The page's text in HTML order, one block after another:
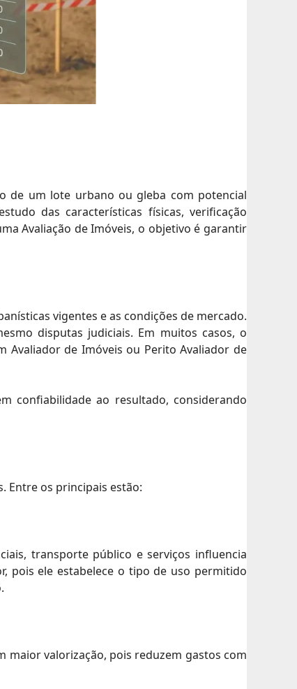
de um lote urbano ou gleba com potencial
das características físicas, verificação
Avaliação de Imóveis, o objetivo é garantir
vigentes e as condições de mercado.
disputas judiciais. Em muitos casos, o
de Imóveis ou Perito Avaliador de
confiabilidade ao resultado, considerando
Entre os principais estão:
transporte público e serviços influencia
pois ele estabelece o tipo de uso permitido
valorização, pois reduzem gastos com